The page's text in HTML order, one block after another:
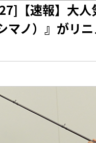
【速報】大人
マノ）』がリ